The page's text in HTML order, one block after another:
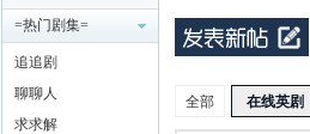
» ›
=热门剧集=
追追剧
聊聊人
求求解
全部 在线英剧